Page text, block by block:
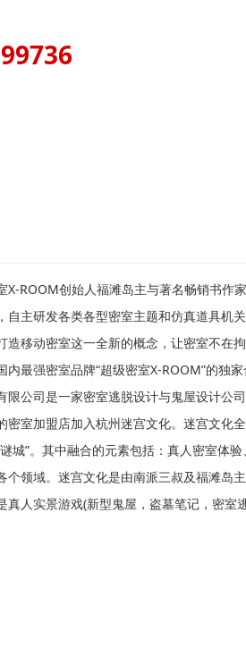
创始人福滩岛主与著名畅销书作
自主研发各类各型密室主题和仿真道具机
动密室这一全新的概念，让密室不在
内最强密室品牌“超级密室X-ROOM”的独
公司是一家密室逃脱设计与鬼屋设计公
密室加盟店加入杭州迷宫文化。迷宫文化
”。其中融合的元素包括：真人密室体
个领域。迷宫文化是由南派三叔及福滩岛
真人实景游戏(新型鬼屋，盗墓笔记，密